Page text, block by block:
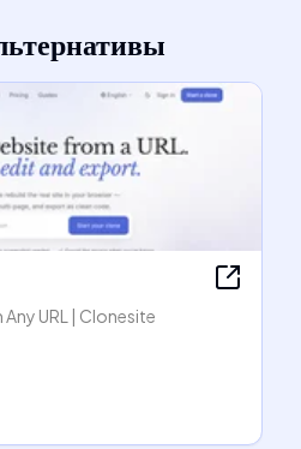
URL | Clonesite